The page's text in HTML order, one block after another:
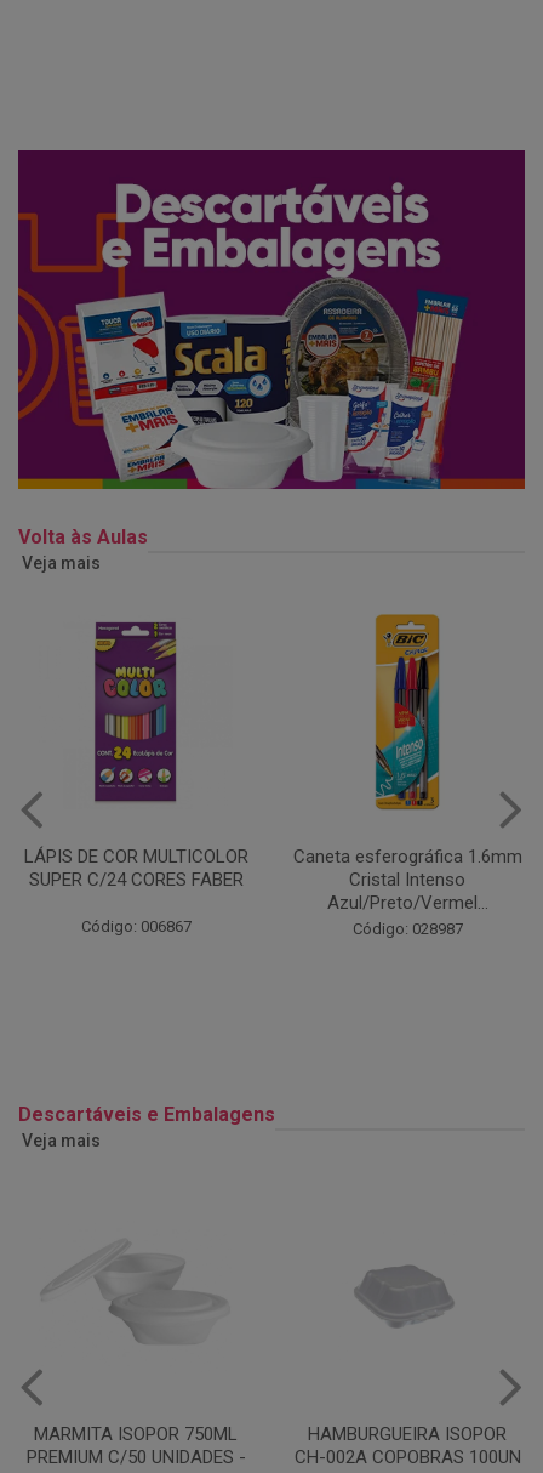
Volta às Aulas
Veja mais
Caneta esferográfica 1.6mm
Cristal Intenso
Código: 028987
COLA EM BASTÃO 40G - LEO
& LEO
Código: 028164
Descartáveis e Embalagens
Veja mais
HAMBURGUEIRA ISOPOR
CH-002A COPOBRAS 100UN
CAIXA PARDA PIZZA N30
OITAVADA BALUARTE C/10